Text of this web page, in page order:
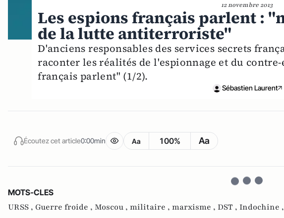
12 novembre 2013
Les espions français parlent :
de la lutte antiterroriste"
D'anciens responsables des services secrets
raconter les réalités de l'espionnage et du
français parlent" (1/2).
Sébastien Laurent
Écoutez cet article0:00min Aa 100% Aa
MOTS-CLES
URSS , Guerre froide , Moscou , militaire , marxisme , DST , Indochine ,